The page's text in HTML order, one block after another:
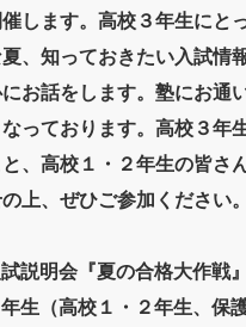
します。高校３年生にと
、知っておきたい入試情
お話をします。塾にお通
っております。高校３年
、高校１・２年生の皆さ
上、ぜひご参加ください。
説明会『夏の合格大作戦』
生（高校１・２年生、保